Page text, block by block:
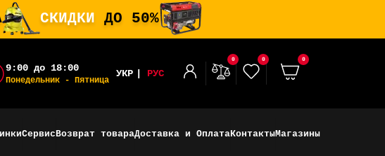
СКИДКИ ДО 50%
9:00 до 18:00
Понедельник - Пятница
УКР РУС
0 0 0
СервисВозврат товараДоставка и ОплатаКонтактыМагазины